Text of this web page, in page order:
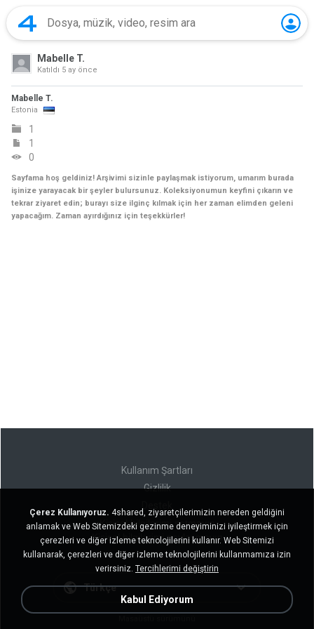
Mabelle T.
Katıldı 5 ay önce
Mabelle T.
Estonia
1
1
0
Sayfama hoş geldiniz! Arşivimi sizinle paylaşmak istiyorum, umarım burada
işinize yarayacak bir şeyler bulursunuz. Koleksiyonumun keyfini çıkarın ve
tekrar ziyaret edin; burayı size ilginç kılmak için her zaman elimden geleni
yapacağım. Zaman ayırdığınız için teşekkürler!
Kullanım Şartları
Gizlilik
Kişisel bilgilerimi satmayın
Kişisel bilgilerimi paylaşmayın
Türkçe
Çerez Kullanıyoruz. 4shared, ziyaretçilerimizin nereden geldiğini
anlamak ve Web Sitemizdeki gezinme deneyiminizi iyileştirmek için
çerezleri ve diğer izleme teknolojilerini kullanır. Web Sitemizi
kullanarak, çerezleri ve diğer izleme teknolojilerini kullanmamıza izin
verirsiniz. Tercihlerimi değiştirin
Kabul Ediyorum